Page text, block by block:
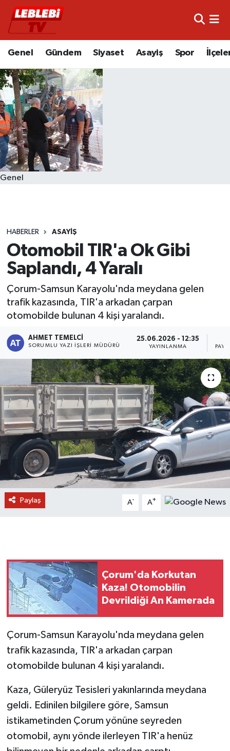
Genel Gündem Siyaset Asayiş Spor
Genel
HABERLER ASAYIŞ
Otomobil TIR'a Ok Gibi
Saplandı, 4 Yaralı
Çorum-Samsun Karayolu'nda meydana gelen
trafik kazasında, TIR'a arkadan çarpan
otomobilde bulunan 4 kişi yaralandı.
AHMET TEMELCI
SORUMLU YAZI İŞLERI MÜDÜRÜ
25.06.2026 - 12:35
YAYINLANMA
Paylaş A- A+
Çorum'da Korkutan
Kaza! Otomobilin
Devrildiği An Kamerada
Çorum-Samsun Karayolu'nda meydana gelen
trafik kazasında, TIR'a arkadan çarpan
otomobilde bulunan 4 kişi yaralandı.
Kaza, Güleryüz Tesisleri yakınlarında meydana
geldi. Edinilen bilgilere göre, Samsun
istikametinden Çorum yönüne seyreden
otomobil, aynı yönde ilerleyen TIR'a henüz
Hava Durumu
Trafik Durumu
Süper Lig Puan Durumu ve Fikstür
Tüm Manşetler
Son Dakika Haberleri